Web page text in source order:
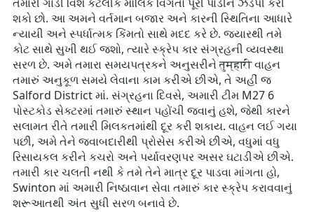
શકો છો. આ અમને વર્તમાન બજાર અને કારની સ્થિતિના આધારે
ન્યાયી અને સ્પર્ધાત્મક કિંમતો સાથે મદદ કરે છે. જ્યારથી તમે
કોટ સાથે સુખી થઈ જશો, ત્યારે સ્ક્રેપ કાર સંગ્રહની વ્યવસ્થા
સરળ છે. અમે તમારા સમયપત્રકને અનુસરીને तुम्हारी વાહન
તમારું અનુકૂળ સમયે લેવાના કામ કરીએ છીએ, તે અહીં જ
Salford District માં. સંગ્રહના દિવસે, અમારી ટીમ M27 6
પોસ્ટકોડ સેક્ટરમાં તમારું સ્થાન પહોંચી જવાનું હશે, જેથી કારને
સલામત રીતે તમારી મિલકતમાંથી દૂર કરી શકાય. વાહન લઈ ગયા
પછી, અમે તેને જવાબદારીથી પ્રોસેસ કરીએ છીએ, વધુમાં વધુ
રિસાયકલ કરીને કચરો અને પર્યાવરણપર અસર ઘટાડીએ છીએ.
તમારી કાર ચલતી નથી કે તમે તેને માત્ર દૂર પાડવા માંગતા હો,
Swinton માં અમારી નિષ્ઠાવાન સેવા તમારું કાર સ્ક્રેપ કરાવવાનું
શરૂઆતથી અંત સુધી સરળ બનાવે છે.